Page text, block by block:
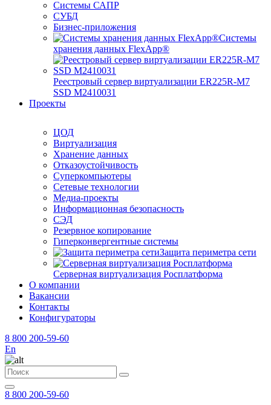
Системы САПР
СУБД
Бизнес-приложения
Системы
хранения данных FlexApp®
Реестровый сервер виртуализации ER225R-M7
SSD М2410031
Проекты
ЦОД
Виртуализация
Хранение данных
Отказоустойчивость
Суперкомпьютеры
Сетевые технологии
Медиа-проекты
Информационная безопасность
СЭД
Резервное копирование
Гиперконвергентные системы
Защита периметра сети
Серверная виртуализация Росплатформа
О компании
Вакансии
Контакты
Конфигураторы
8 800 200-59-60
En
8 800 200-59-60